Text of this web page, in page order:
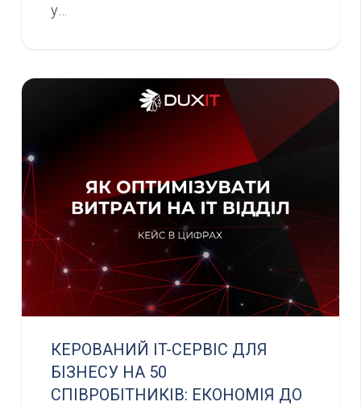
у…
КЕРОВАНИЙ IT-СЕРВІС ДЛЯ
БІЗНЕСУ НА 50
СПІВРОБІТНИКІВ: ЕКОНОМІЯ ДО